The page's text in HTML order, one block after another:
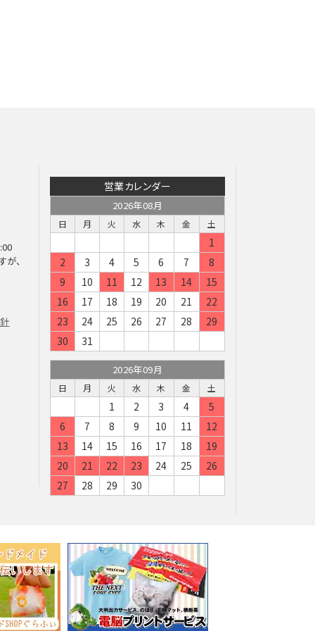
が、
営業カレンダー
2026年08月
日 月 火 水 木 金 土
1
2
3 4 5 6 7
8
9
10 11 12 13 14
15
16
17 18 19 20 21
22
23
24 25 26 27 28
29
30
31
2026年09月
日 月 火 水 木 金 土
1 2 3 4
5
6
7 8 9 10 11
12
13
14 15 16 17 18
19
20
21 22 23 24 25
26
27
28 29 30